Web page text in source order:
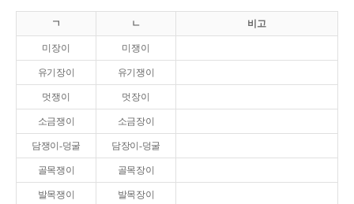
ㄱ ㄴ 비고
미장이 미쟁이
유기장이 유기쟁이
멋쟁이 멋장이
소금쟁이 소금장이
담쟁이-덩굴 담장이-덩굴
골목쟁이 골목장이
발목쟁이 발목장이